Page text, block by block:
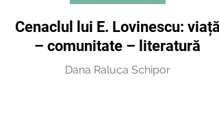
Cenaclul lui E. Lovinescu: viață
– comunitate – literatură
Dana Raluca Schipor